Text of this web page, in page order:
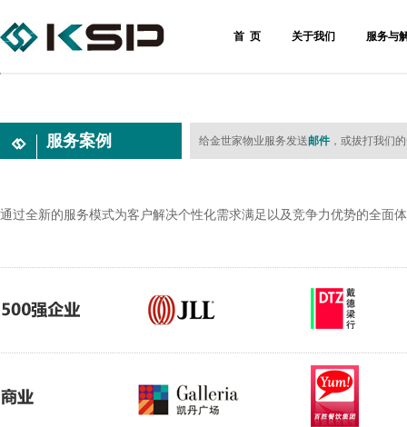
首 页 关于我们 服务与
服务案例 给金世家物业服务发送邮件 ，或拔打我们
通过全新的服务模式为客户解决个性化需求满足以及竞争力优势的全面